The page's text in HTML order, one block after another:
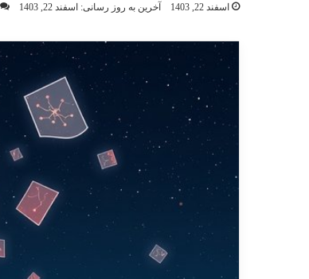
اسفند 22, 1403 آخرین به روز رسانی: اسفند 22, 1403